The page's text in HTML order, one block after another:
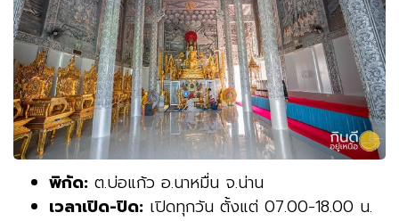
พิกัด: ต.บ่อแก้ว อ.นาหมื่น จ.น่าน
เวลาเปิด-ปิด: เปิดทุกวัน ตั้งแต่ 07.00-18.00 น.